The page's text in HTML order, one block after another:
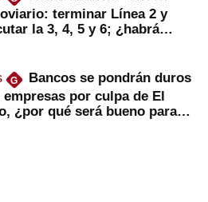
terminar Línea 2 y
la 3, 4, 5 y 6; ¿habrá
G
Bancos se pondrán duros
empresas por culpa de El
¿por qué será bueno para